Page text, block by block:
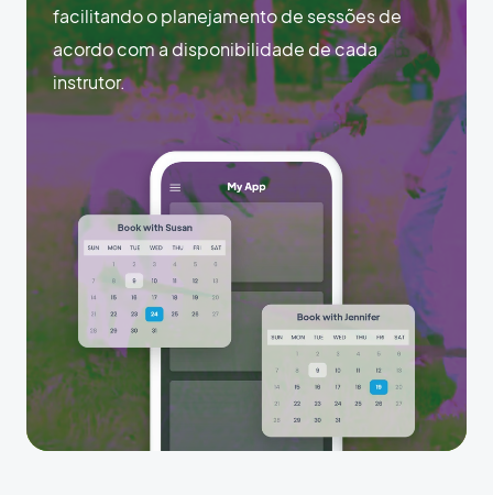
facilitando o planejamento de sessões de
acordo com a disponibilidade de cada
instrutor.